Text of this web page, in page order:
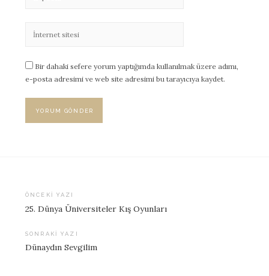
Bir dahaki sefere yorum yaptığımda kullanılmak üzere adımı,
e-posta adresimi ve web site adresimi bu tarayıcıya kaydet.
dolaşımı
ÖNCEKI YAZI
25. Dünya Üniversiteler Kış Oyunları
SONRAKI YAZI
Dünaydın Sevgilim